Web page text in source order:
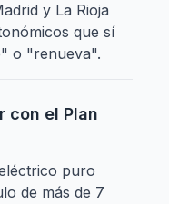
y La Rioja
que sí
o "renueva".
con el Plan
puro
de más de 7